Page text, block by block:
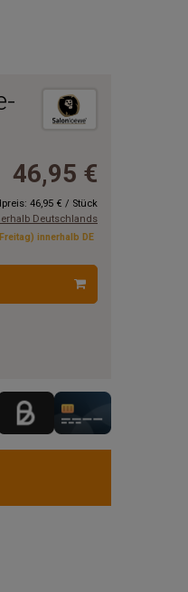
46,95 €
46,95 € / Stück
Deutschlands
innerhalb DE